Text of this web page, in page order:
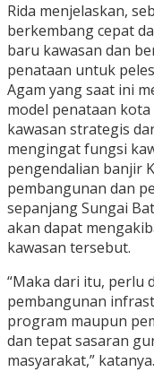
Rida menjelaskan,
berkembang cepat
baru kawasan dan
penataan untuk
Agam yang saat ini
model penataan
kawasan strategis
mengingat fungsi
pengendalian banjir
pembangunan dan
sepanjang Sungai
akan dapat
kawasan tersebut.
“Maka dari itu, perlu
pembangunan
program maupun
dan tepat sasaran
masyarakat,” katanya.